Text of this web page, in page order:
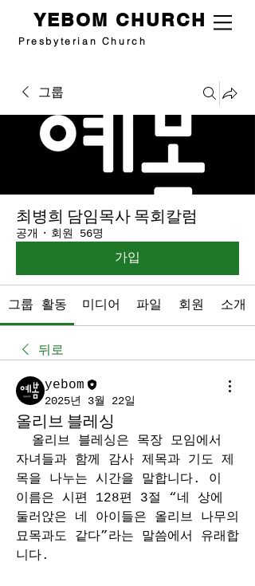
Presbyterian Church
YEBOM CHURCH
그룹
최병희 담임목사 목회칼럼
공개 · 회원 56명
가입
그룹 활동 미디어 파일 회원 소개
뒤로
yebom
2025년 3월 22일
올리브 블레싱
올리브 블레싱은 목장 모임에서
자녀들과 함께 감사 제목과 기도 제
목을 나누는 시간을 말합니다. 이
이름은 시편 128편 3절 “네 상에
둘러앉은 네 아이들은 올리브 나무의
묘목과도 같다”라는 말씀에서 유래합
니다.